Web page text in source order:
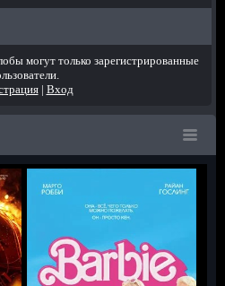
могут только зарегистрированные
| Вход